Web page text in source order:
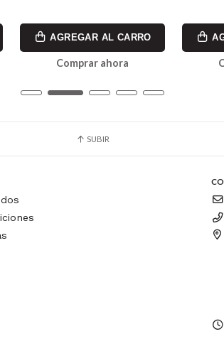
AGREGAR AL CARRO
Comprar ahora
SUBIR